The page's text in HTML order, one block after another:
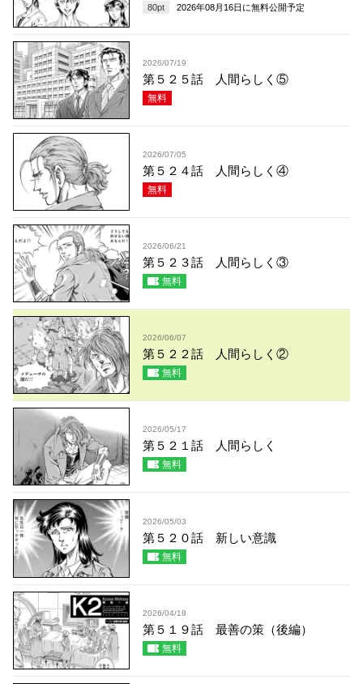
80pt 2026年08月16日 に無料公開予定
2026/07/19
第５２５話 人間らしく⑤
無料
2026/07/05
第５２４話 人間らしく④
無料
2026/06/21
第５２３話 人間らしく③
無料
2026/06/07
第５２２話 人間らしく②
無料
2026/05/17
第５２１話 人間らしく
無料
2026/05/03
第５２０話 新しい意識
無料
2026/04/19
第５１９話 最善の策（後編）
無料